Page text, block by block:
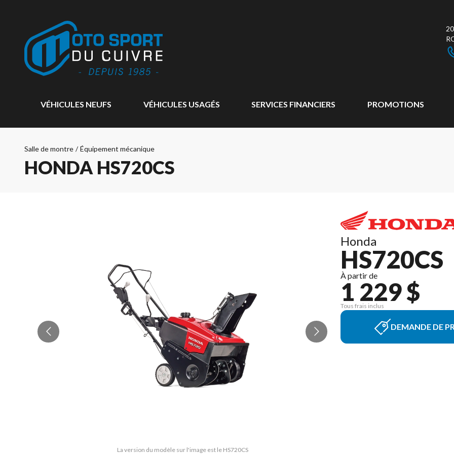
VÉHICULES NEUFS VÉHICULES USAGÉS SERVICES FINANCIERS PROMOTIONS
Salle de montre / Équipement mécanique
HONDA HS720CS
La version du modèle sur l'image est le HS720CS
Honda
HS720CS
À partir de
1 229 $
Tous frais inclus
DEMANDE DE